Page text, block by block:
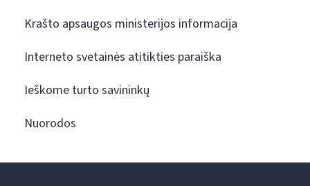
Krašto apsaugos ministerijos informacija
Interneto svetainės atitikties paraiška
Ieškome turto savininkų
Nuorodos